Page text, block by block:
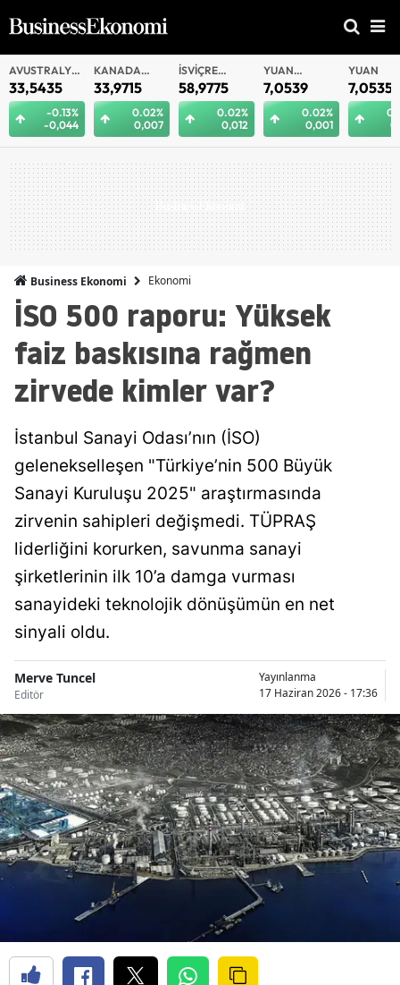
AVUSTRALYA
DOLARI
33,5435
-0.13%
-0,044
KANADA
DOLARI
33,9715
0.02%
0,007
İSVIÇRE
FRANKI
58,9775
0.02%
0,012
YUAN
OFFSHORE
7,0539
0.02%
0,001
YUAN
7,0535
Business Ekonomi Ekonomi
İSO 500 raporu: Yüksek
faiz baskısına rağmen
zirvede kimler var?
İstanbul Sanayi Odası’nın (İSO)
gelenekselleşen "Türkiye’nin 500 Büyük
Sanayi Kuruluşu 2025" araştırmasında
zirvenin sahipleri değişmedi. TÜPRAŞ
liderliğini korurken, savunma sanayi
şirketlerinin ilk 10’a damga vurması
sanayideki teknolojik dönüşümün en net
sinyali oldu.
Merve Tuncel
Editör
Yayınlanma
17 Haziran 2026 - 17:36